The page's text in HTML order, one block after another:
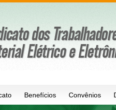
Benefícios Convênios